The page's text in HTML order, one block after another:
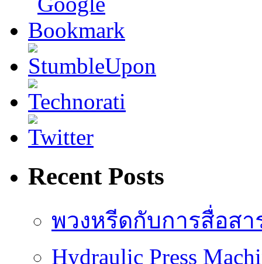
Recent Posts
พวงหรีดกับการสื่อส
Hydraulic Press